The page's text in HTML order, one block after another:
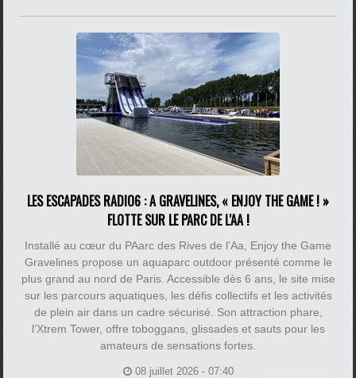
LES ESCAPADES RADIO6 : A GRAVELINES, « ENJOY THE GAME ! »
FLOTTE SUR LE PARC DE L'AA !
Installé au cœur du PAarc des Rives de l'Aa, Enjoy the Game
Gravelines propose un aquaparc outdoor présenté comme le
plus grand au nord de Paris. Accessible dès 6 ans, le site mise
sur les parcours aquatiques, les défis collectifs et les activités
de plein air dans un cadre sécurisé. Son attraction phare,
l’Xtrem Tower, offre toboggans, glissades et sauts pour les
amateurs de sensations fortes.
08 juillet 2026 - 07:40